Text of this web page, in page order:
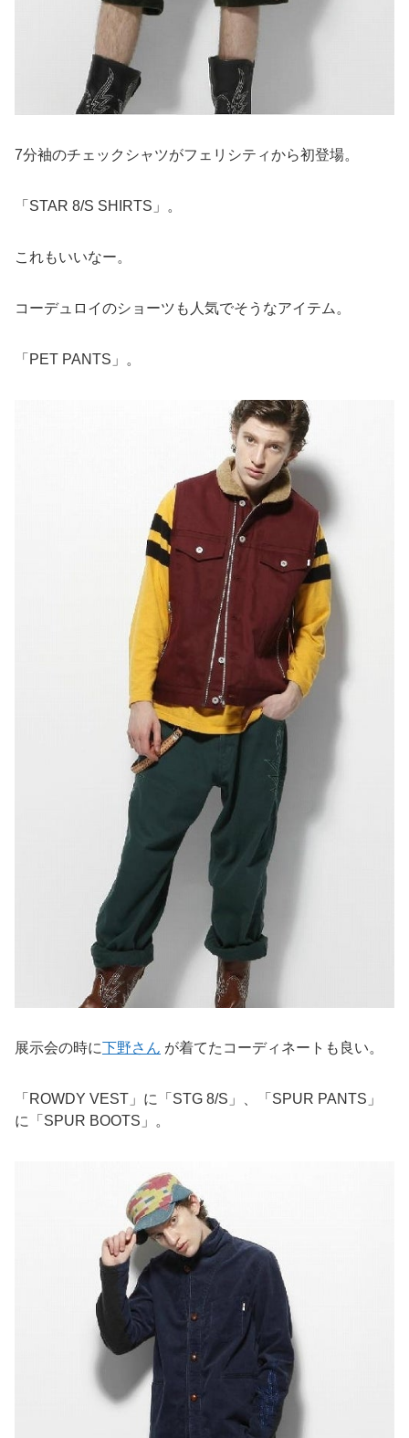
7分袖のチェックシャツがフェリシティから初登場。
「STAR 8/S SHIRTS」。
これもいいなー。
コーデュロイのショーツも人気でそうなアイテム。
「PET PANTS」。
展示会の時に 下野さん が着てたコーディネートも良い。
「ROWDY VEST」に「STG 8/S」、「SPUR PANTS」
に「SPUR BOOTS」。